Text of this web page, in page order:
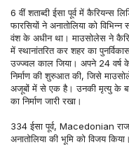
6 वीं शताब्दी ईसा पूर्व में
फारसियों ने अनातोलिया को
वंश के अधीन था। माउसोलेस ने
में स्थानांतरित कर शहर का
उज्ज्वल काल जिया। अपने 24 वर्ष
निर्माण की शुरुआत की, जिसे
अजूबों में से एक है। उनकी मृत्यु के
का निर्माण जारी रखा।
334 ईसा पूर्व, Macedonian
अनातोलिया की भूमि को विजय